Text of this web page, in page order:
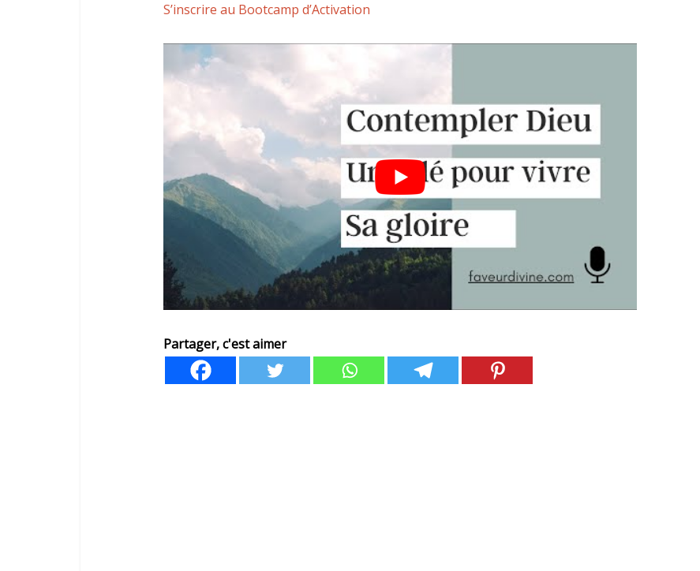
S’inscrire au Bootcamp d’Activation
Partager, c'est aimer